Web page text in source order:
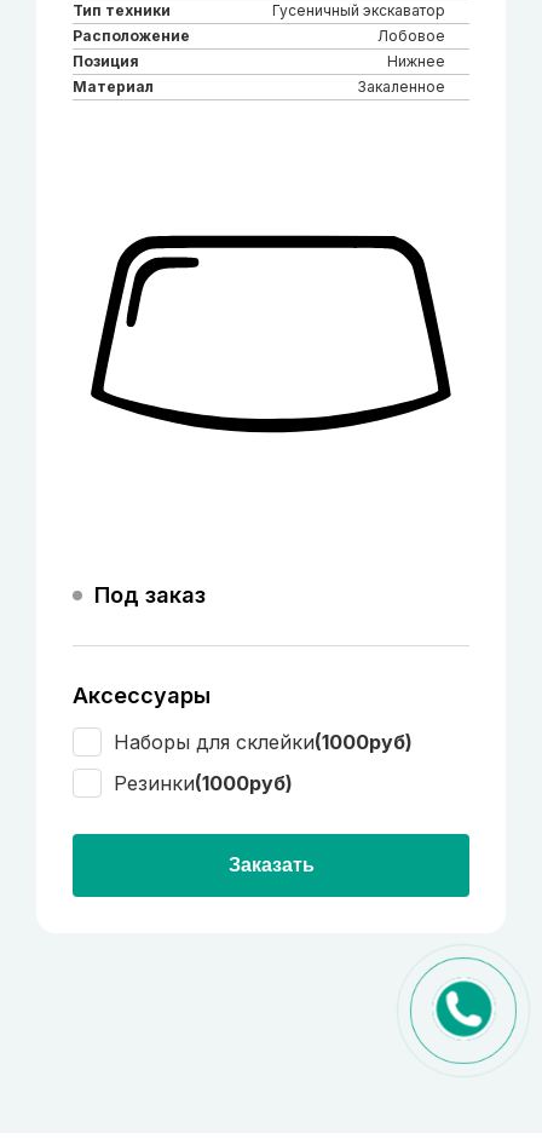
Тип техники
Гусеничный экскаватор
Расположение
Лобовое
Позиция
Нижнее
Материал
Закаленное
Под заказ
Аксессуары
Наборы для склейки(1000руб)
Резинки(1000руб)
Заказать